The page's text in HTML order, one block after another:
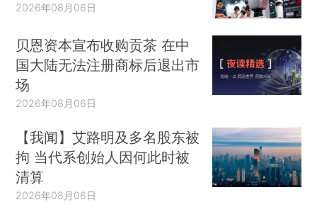
2026年08月06日
贝恩资本宣布收购贡茶 在中
国大陆无法注册商标后退出市
场
2026年08月06日
【我闻】艾路明及多名股东被
拘 当代系创始人因何此时被
清算
2026年08月06日